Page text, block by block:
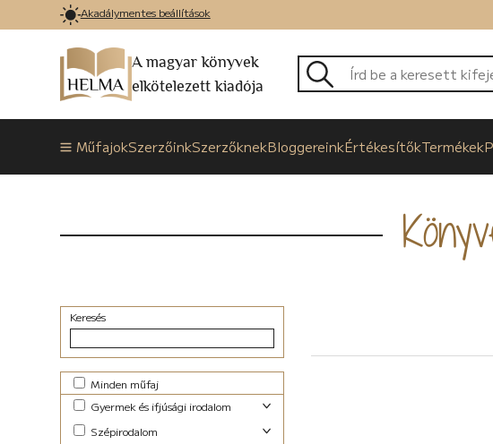
Akadálymentes beállítások
A magyar könyvek
elkötelezett kiadója
MűfajokSzerzőinkSzerzőknekBloggereinkÉrtékesítőkTermékek
Keresés
Minden műfaj
Gyermek és ifjúsági irodalom
Foglalkoztató (29)
Szépirodalom